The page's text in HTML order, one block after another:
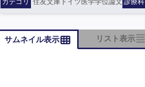
カテゴリ 住友文庫ドイツ医学学位論文 診療科
サムネイル表示 リスト表示